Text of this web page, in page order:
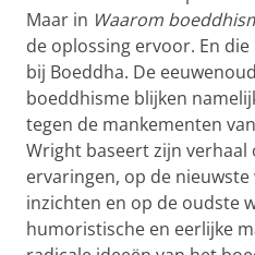
Maar in Waarom
de oplossing ervoor. En
bij Boeddha. De
boeddhisme blijken
tegen de mankementen
Wright baseert zijn verhaal
ervaringen, op de
inzichten en op de oudste
humoristische en eerlijke